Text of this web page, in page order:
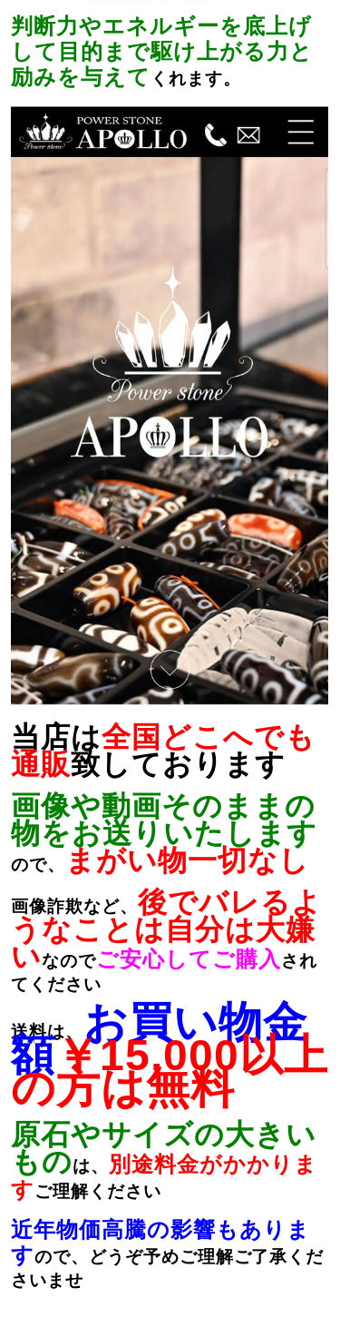
判断力やエネルギーを底上げ
して目的まで駆け上がる力と
励みを与えて くれます。
当店は全国どこへでも
通販致しております
画像や動画そのままの
物をお送りいたします
ので、 まがい物一切なし
画像詐欺など、 後でバレるよ
うなことは自分は大嫌
いなのでご安心してご購入 され
てください
送料は、 お買い物金
額￥15,000以上
の方は無料
原石やサイズの大きい
ものは、
別途料金がかかりま
すご理解ください
近年物価高騰の影響もありま
すので、どうぞ予めご理解ご了承くだ
さいませ